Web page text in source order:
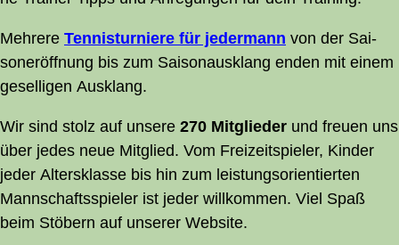
Meh­re­re Ten­nis­tur­nie­re für jeder­mann von der Sai­
son­er­öff­nung bis zum Sai­son­aus­klang enden mit einem
gesel­li­gen Ausklang.
Wir sind stolz auf unse­re 270 Mit­glieder und freu­en uns
über jedes neue Mit­glied. Vom Frei­zeit­spie­ler, Kin­der
jeder Alters­klas­se bis hin zum leis­tungs­ori­en­tier­ten
Mann­schafts­spie­ler ist jeder will­kom­men. Viel Spaß
beim Stö­bern auf unse­rer Website.